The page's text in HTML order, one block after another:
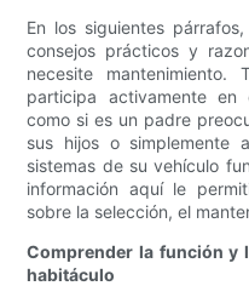
En los siguientes
consejos prácticos y
necesite
participa activamente
como si es un padre
sus hijos o simplemente
sistemas de su vehículo
información aquí le
sobre la selección, el
Comprender la función
habitáculo